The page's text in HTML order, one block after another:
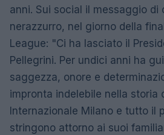
anni. Sui social il messaggio di
nerazzurro, nel giorno della
League: "Ci ha lasciato il
Pellegrini. Per undici anni ha
saggezza, onore e
impronta indelebile nella storia
Internazionale Milano e tutto il
stringono attorno ai suoi